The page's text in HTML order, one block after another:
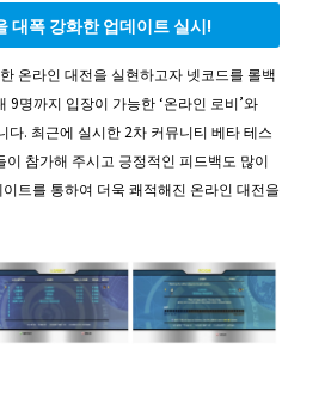
대폭 강화한 업데이트 실시!
온라인 대전을 실현하고자 넷코드를 롤백
9명까지 입장이 가능한 ‘온라인 로비’와
다. 최근에 실시한 2차 커뮤니티 베타 테스
이 참가해 주시고 긍정적인 피드백도 많이
트를 통하여 더욱 쾌적해진 온라인 대전을